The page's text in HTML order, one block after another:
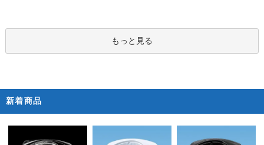
もっと見る
新着商品